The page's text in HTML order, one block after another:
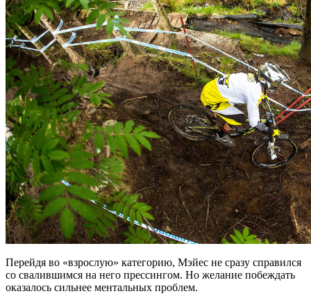
Перейдя во «взрослую» категорию, Мэйес не сразу справился
со свалившимся на него прессингом. Но желание побеждать
оказалось сильнее ментальных проблем.